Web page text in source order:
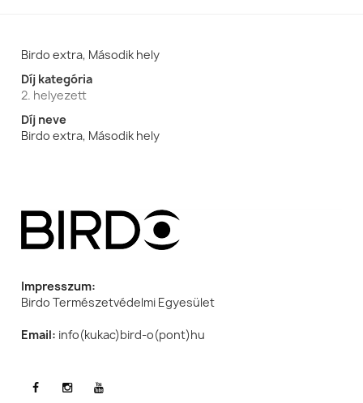
Birdo extra, Második hely
Díj kategória
2. helyezett
Díj neve
Birdo extra, Második hely
Impresszum:
Birdo Természetvédelmi Egyesület
Email: info(kukac)bird-o(pont)hu